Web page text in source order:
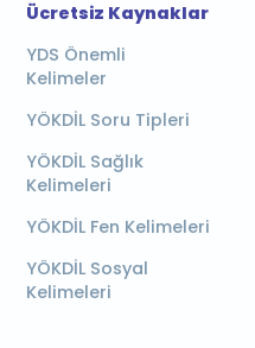
Ücretsiz Kaynaklar
YDS Önemli
Kelimeler
YÖKDİL Soru Tipleri
YÖKDİL Sağlık
Kelimeleri
YÖKDİL Fen Kelimeleri
YÖKDİL Sosyal
Kelimeleri